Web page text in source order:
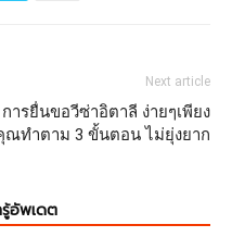
Next article
การยื่นขอวีซ่าอิตาลี ง่ายๆเพียง
ณทำตาม 3 ขั้นตอน ไม่ยุ่งยาก
รู้อัพเดต